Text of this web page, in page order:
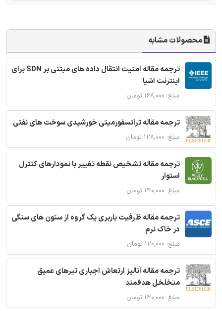
محصولات مشابه
ترجمه مقاله امنیت انتقال داده های مبتنی بر SDN برای
اینترنت اشیا
مبلغ: ۱۶۸,۰۰۰ تومان
ترجمه مقاله ترانسفورمیتی خورشیدی سوخت های نفتی
مبلغ: ۱۲۸,۰۰۰ تومان
ترجمه مقاله تشخیص نقطه تغییر با نمودارهای کنترل
استوار
مبلغ: ۱۴۰,۰۰۰ تومان
ترجمه مقاله ظرفیت باربری یک گروه از ستون های سنگی
در خاک نرم
مبلغ: ۱۲۰,۰۰۰ تومان
ترجمه مقاله آنالیز ارتعاش اجباری تیرهای عمیق
متخلخل هدفمند
مبلغ: ۱۴۰,۰۰۰ تومان